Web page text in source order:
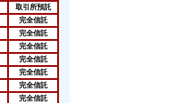
取引所預託
完全信託
完全信託
完全信託
完全信託
完全信託
完全信託
完全信託